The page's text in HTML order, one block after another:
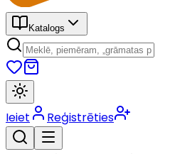
Katalogs
Ieiet Reģistrēties